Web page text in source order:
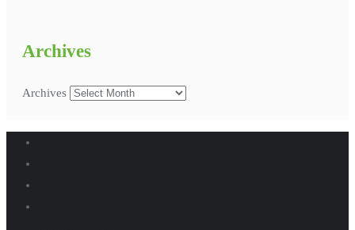
Archives
Archives